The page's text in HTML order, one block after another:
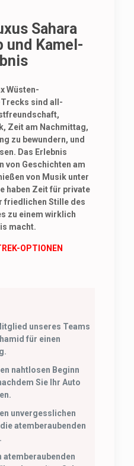
Sahara
und Kamel-
Wüsten-
sind all-
Zeit am Nachmittag,
zu bewundern, und
Das Erlebnis
von Geschichten am
von Musik unter
haben Zeit für private
friedlichen Stille des
zu einem wirklich
macht.
OPTIONEN
unseres Teams
für einen
nahtlosen Beginn
Sie Ihr Auto
unvergesslichen
atemberaubenden
atemberaubenden